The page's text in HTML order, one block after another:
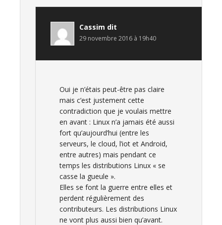
Cassim dit
29 novembre 2016 à 19h40
Oui je n’étais peut-être pas claire
mais c’est justement cette
contradiction que je voulais mettre
en avant : Linux n’a jamais été aussi
fort qu’aujourd’hui (entre les
serveurs, le cloud, l’iot et Android,
entre autres) mais pendant ce
temps les distributions Linux « se
casse la gueule ».
Elles se font la guerre entre elles et
perdent régulièrement des
contributeurs. Les distributions Linux
ne vont plus aussi bien qu’avant.